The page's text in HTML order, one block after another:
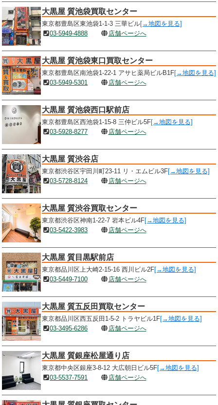
大黒屋 質池袋買取センター
東京都豊島区東池袋1-1-3 三華ビル[→地図を見る]
03-5949-4888
店舗ページへ
大黒屋 質池袋東口買取センター
東京都豊島区南池袋1-22-1 アサヒ薬局ビルB1F[→地図を見る]
03-5949-5301
店舗ページへ
大黒屋 質池袋西口駅前店
東京都豊島区西池袋1-15-8 三仲ビル5F[→地図を見る]
03-5928-8277
店舗ページへ
大黒屋 質渋谷店
東京都渋谷区宇田川町23-11 リ・エムビル3F[→地図を見る]
03-5728-8124
店舗ページへ
大黒屋 質渋谷買取センター
東京都渋谷区神南1-22-7 岩本ビル4F[→地図を見る]
03-5422-3983
店舗ページへ
大黒屋 質目黒駅前店
東京都品川区上大崎2-15-16 西川ビル2F[→地図を見る]
03-5449-7100
店舗ページへ
大黒屋 質五反田買取センター
東京都品川区西五反田1-5-2 トラヤビル1F[→地図を見る]
03-3495-6286
店舗ページへ
大黒屋 質銀座松屋通り店
東京都中央区銀座3-8-12 大広朝日ビル5F[→地図を見る]
03-5537-7591
店舗ページへ